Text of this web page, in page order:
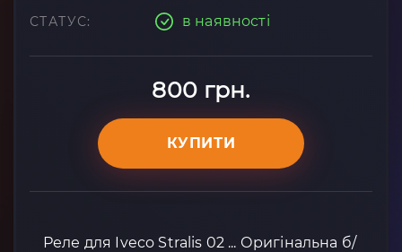
СТАТУС:
в наявності
800 грн.
КУПИТИ
Реле для Iveco Stralis 02 ... Оригінальна б/